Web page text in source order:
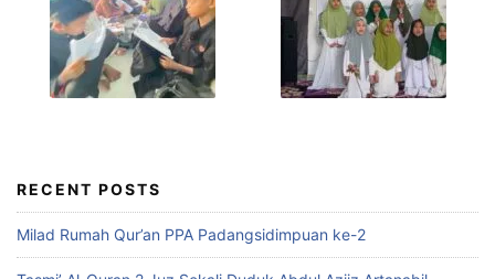
RECENT POSTS
Milad Rumah Qur’an PPA Padangsidimpuan ke-2